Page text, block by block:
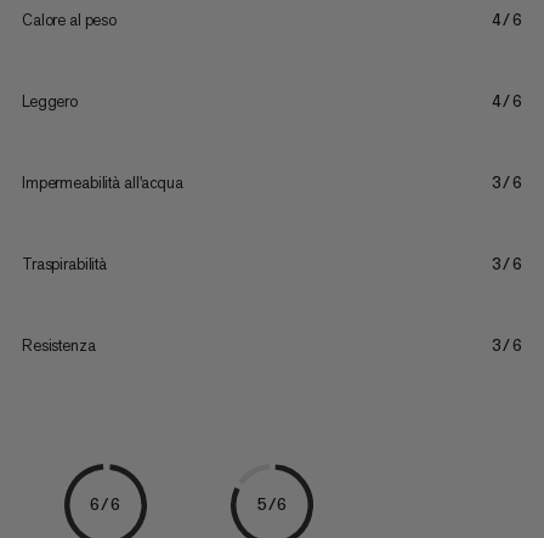
Calore al peso 4/6
Leggero 4/6
Impermeabilità all'acqua 3/6
Traspirabilità 3/6
Resistenza 3/6
6/6 5/6